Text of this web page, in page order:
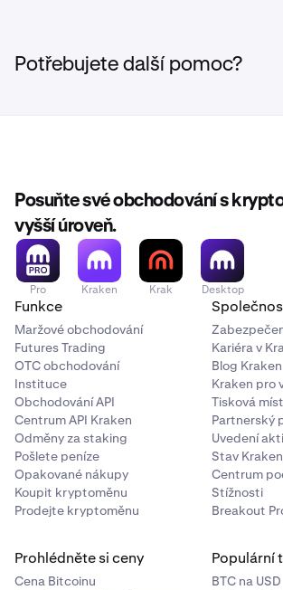
Potřebujete další pomoc?
Posuňte své obchodování s
vyšší úroveň.
Pro Kraken Krak Desktop
Funkce
Maržové obchodování
Futures Trading
OTC obchodování
Instituce
Obchodování API
Centrum API Kraken
Odměny za staking
Pošlete peníze
Opakované nákupy
Koupit kryptoměnu
Prodejte kryptoměnu
Kariéra v
Blog Kraken
Kraken pro
Tisková
Partnerský
Uvedení
Stav
Centrum
Stížnosti
Breakout
Prohlédněte si ceny
Cena Bitcoinu
Populární
BTC na USD